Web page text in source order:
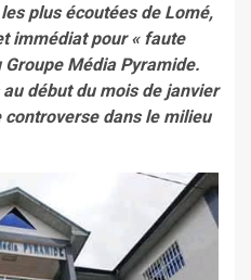
plus écoutées de Lomé,
immédiat pour « faute
Média Pyramide.
début du mois de janvier
dans le milieu